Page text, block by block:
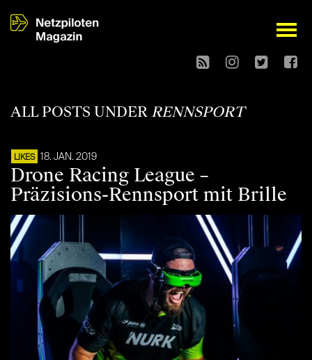
open
ALL POSTS UNDER RENNSPORT
LIKES 18. JAN. 2019
Drone Racing League –
Präzisions-Rennsport mit Brille